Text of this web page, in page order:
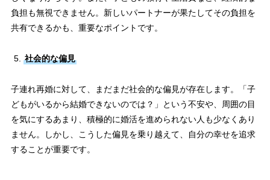
負担も無視できません。新しいパートナーが果たしてその負担を
共有できるかも、重要なポイントです。
社会的な偏見
子連れ再婚に対して、まだまだ社会的な偏見が存在します。「子
どもがいるから結婚できないのでは？」という不安や、周囲の目
を気にするあまり、積極的に婚活を進められない人も少なくあり
ません。しかし、こうした偏見を乗り越えて、自分の幸せを追求
することが重要です。